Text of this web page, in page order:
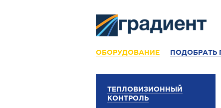
ОБОРУДОВАНИЕ
ПОДОБРАТЬ
ТЕПЛОВИЗИОННЫЙ
КОНТРОЛЬ